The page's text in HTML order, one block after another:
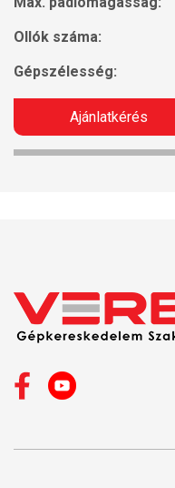
Ollók száma:
Gépszélesség:
Ajánlatkérés